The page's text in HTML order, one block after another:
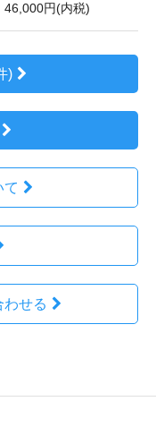
46,000円(内税)
)
て
わせる